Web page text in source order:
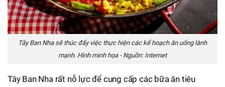
Tây Ban Nha sẽ thúc đẩy việc thực hiện các kế hoạch ăn uống lành
mạnh. Hình minh họa - Nguồn: Internet
Tây Ban Nha rất nỗ lực để cung cấp các bữa ăn tiêu